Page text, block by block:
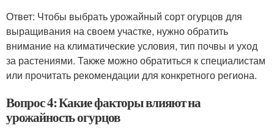
Ответ: Чтобы выбрать урожайный сорт огурцов для
выращивания на своем участке, нужно обратить
внимание на климатические условия, тип почвы и уход
за растениями. Также можно обратиться к специалистам
или прочитать рекомендации для конкретного региона.
Вопрос 4: Какие факторы влияют на
урожайность огурцов